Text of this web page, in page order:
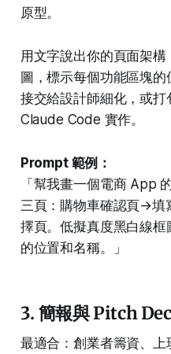
原型。
用文字說出你的頁面架
圖，標示每個功能區塊
接交給設計師細化，或
Claude Code 實作。
Prompt 範例：
「幫我畫一個電商 App
三頁：購物車確認頁→
擇頁。低擬真度黑白線
的位置和名稱。」
3. 簡報與 Pitch
最適合：創業者籌資、